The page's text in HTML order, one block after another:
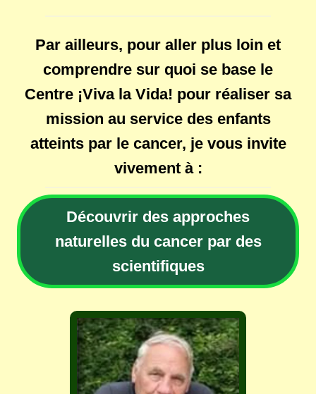
Par ailleurs, pour aller plus loin et
comprendre sur quoi se base le
Centre ¡Viva la Vida! pour réaliser sa
mission au service des enfants
atteints par le cancer, je vous invite
vivement à :
Découvrir des approches
naturelles du cancer par des
scientifiques